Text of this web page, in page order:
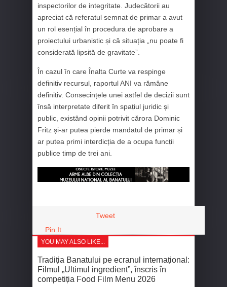
inspectorilor de integritate. Judecătorii au
apreciat că referatul semnat de primar a avut
un rol esențial în procedura de aprobare a
proiectului urbanistic și că situația „nu poate fi
considerată lipsită de gravitate”.
În cazul în care Înalta Curte va respinge
definitiv recursul, raportul ANI va rămâne
definitiv. Consecințele unei astfel de decizii sunt
însă interpretate diferit în spațiul juridic și
public, existând opinii potrivit cărora Dominic
Fritz și-ar putea pierde mandatul de primar și
ar putea primi interdicția de a ocupa funcții
publice timp de trei ani.
Tweet
Pin It
YOU MAY ALSO LIKE...
Tradiția Banatului pe ecranul internațional:
Filmul „Ultimul ingredient”, înscris în
competiția Food Film Menu 2026